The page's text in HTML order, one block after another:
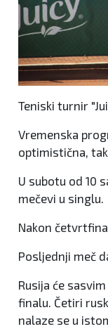
Teniski turnir
Vremenska
optimistična,
U subotu od 10
mečevi u singlu.
Nakon
Posljednji meč
Rusija će
finalu. Četiri
nalaze se u